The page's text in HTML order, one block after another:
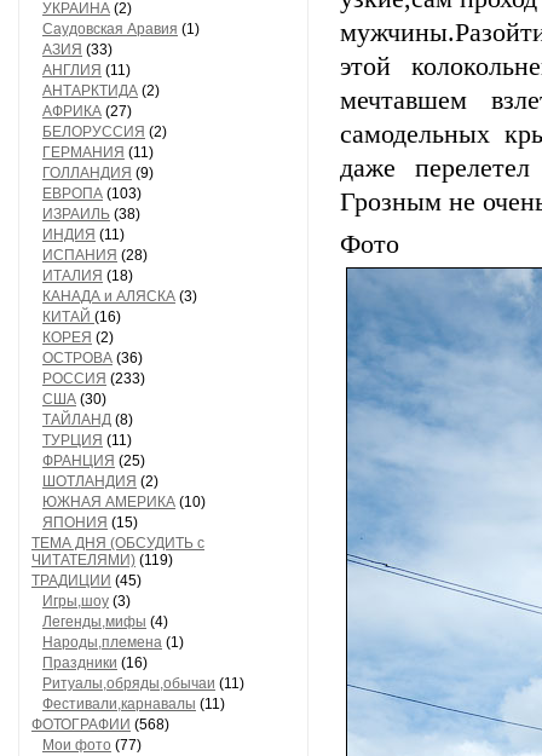
УКРАИНА (2)
Саудовская Аравия (1)
АЗИЯ (33)
АНГЛИЯ (11)
АНТАРКТИДА (2)
АФРИКА (27)
БЕЛОРУССИЯ (2)
ГЕРМАНИЯ (11)
ГОЛЛАНДИЯ (9)
ЕВРОПА (103)
ИЗРАИЛЬ (38)
ИНДИЯ (11)
ИСПАНИЯ (28)
ИТАЛИЯ (18)
КАНАДА и АЛЯСКА (3)
КИТАЙ (16)
КОРЕЯ (2)
ОСТРОВА (36)
РОССИЯ (233)
США (30)
ТАЙЛАНД (8)
ТУРЦИЯ (11)
ФРАНЦИЯ (25)
ШОТЛАНДИЯ (2)
ЮЖНАЯ АМЕРИКА (10)
ЯПОНИЯ (15)
ТЕМА ДНЯ (ОБСУДИТЬ с
ЧИТАТЕЛЯМИ) (119)
ТРАДИЦИИ (45)
Игры,шоу (3)
Легенды,мифы (4)
Народы,племена (1)
Праздники (16)
Ритуалы,обряды,обычаи (11)
Фестивали,карнавалы (11)
ФОТОГРАФИИ (568)
Мои фото (77)
этой
мечтавшем
самодельных
даже
Грозным не